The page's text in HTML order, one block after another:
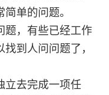
单的问题。
题，有些已经工作
到人问问题了，
立去完成一项任